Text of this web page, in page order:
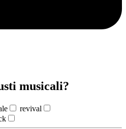
musicali?
revival